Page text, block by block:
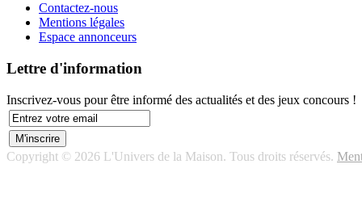
Contactez-nous
Mentions légales
Espace annonceurs
Lettre d'information
Inscrivez-vous pour être informé des actualités et des jeux concours !
Copyright © 2026 L'Univers de la Maison. Tous droits réservés.